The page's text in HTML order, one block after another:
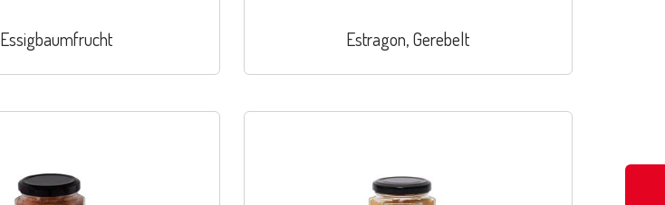
Essigbaumfrucht Estragon, Gerebelt